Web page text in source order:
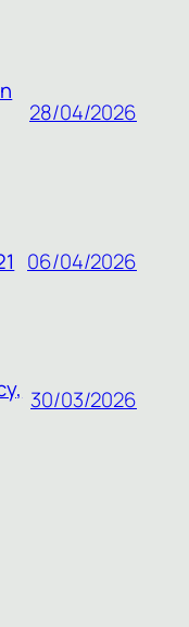
28/04/2026
06/04/2026
30/03/2026